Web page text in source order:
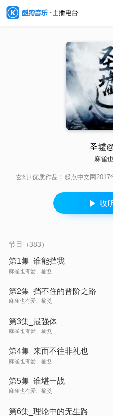
圣墟
麻雀
玄幻+优质作品！起点中文网2017
醒至尊人王血统，开启制霸修行之
节目（383）
第1集_谁能挡我
麻雀也有爱、榆爻
第2集_挡不住的晋阶之路
麻雀也有爱、榆爻
第3集_最强体
麻雀也有爱、榆爻
第4集_来而不往非礼也
麻雀也有爱、榆爻
第5集_谁堪一战
麻雀也有爱、榆爻
第6集_理论中的无生路